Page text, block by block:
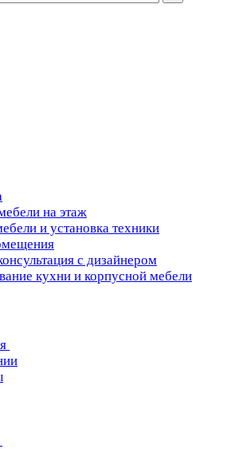
на этаж
и установка техники
с дизайнером
кухни и корпусной мебели